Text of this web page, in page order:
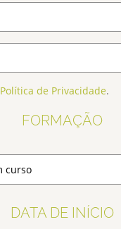
Política de Privacidade.
FORMAÇÃO
DATA DE INÍCIO